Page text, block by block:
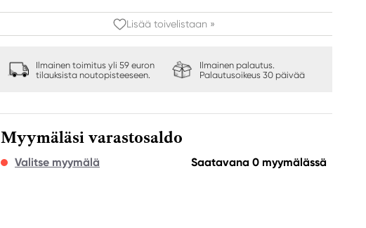
Lisää toivelistaan »
Ilmainen toimitus yli 59 euron
tilauksista noutopisteeseen.
Ilmainen palautus.
Palautusoikeus 30 päivää
Myymäläsi varastosaldo
Valitse myymälä Saatavana 0 myymälässä